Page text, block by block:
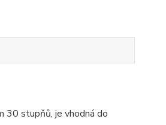
30 stupňů, je vhodná do